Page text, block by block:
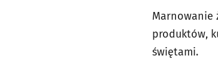
Marnowanie
produktów,
świętami.